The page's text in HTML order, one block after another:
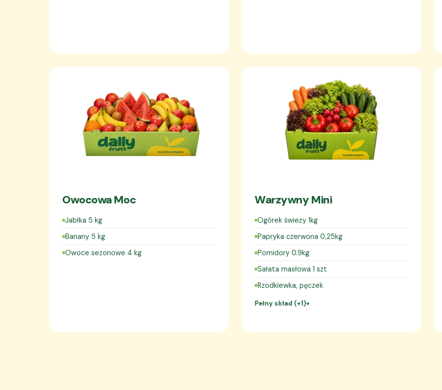
Owocowa Moc
Jabłka 5 kg
Banany 5 kg
Owoce sezonowe 4 kg
Warzywny Mini
Ogórek świeży 1kg
Papryka czerwona 0,25kg
Pomidory 0.9kg
Sałata masłowa 1 szt
Rzodkiewka, pęczek
Pełny skład (+1)